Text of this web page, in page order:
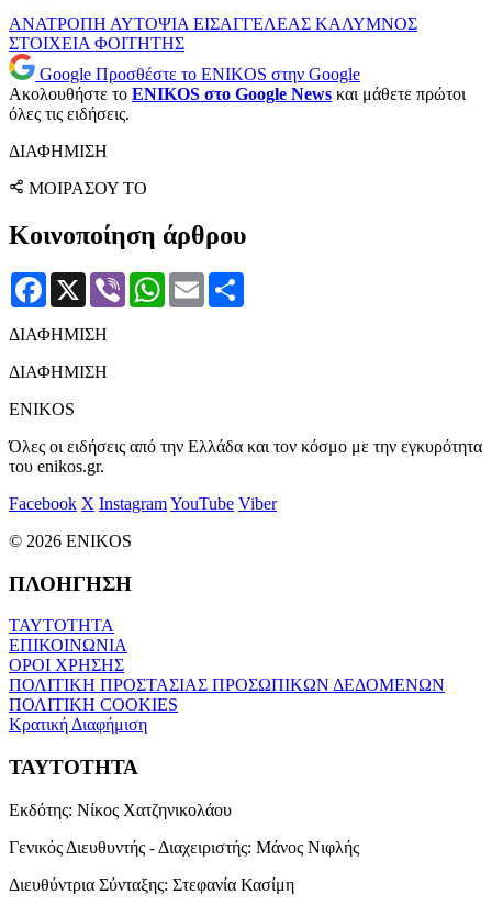
ΑΝΑΤΡΟΠΗ ΑΥΤΟΨΙΑ ΕΙΣΑΓΓΕΛΕΑΣ ΚΑΛΥΜΝΟΣ
ΣΤΟΙΧΕΙΑ ΦΟΙΤΗΤΗΣ
Google Προσθέστε το ENIKOS στην Google
Ακολουθήστε το ENIKOS στο Google News και μάθετε πρώτοι
όλες τις ειδήσεις.
ΔΙΑΦΗΜΙΣΗ
ΜΟΙΡΑΣΟΥ ΤΟ
Κοινοποίηση άρθρου
Facebook
X Viber WhatsApp
Email
ΔΙΑΦΗΜΙΣΗ
ΔΙΑΦΗΜΙΣΗ
ENIKOS
Όλες οι ειδήσεις από την Ελλάδα και τον κόσμο με την εγκυρότητα
του enikos.gr.
Facebook X InstagramYouTube Viber
© 2026 ENIKOS
ΠΛΟΗΓΗΣΗ
ΤΑΥΤΟΤΗΤΑ
ΕΠΙΚΟΙΝΩΝΙΑ
ΟΡΟΙ ΧΡΗΣΗΣ
ΠΟΛΙΤΙΚΗ ΠΡΟΣΤΑΣΙΑΣ ΠΡΟΣΩΠΙΚΩΝ ΔΕΔΟΜΕΝΩΝ
ΠΟΛΙΤΙΚΗ COOKIES
Κρατική Διαφήμιση
ΤΑΥΤΟΤΗΤΑ
Εκδότης: Νίκος Χατζηνικολάου
Γενικός Διευθυντής - Διαχειριστής: Μάνος Νιφλής
Διευθύντρια Σύνταξης: Στεφανία Κασίμη